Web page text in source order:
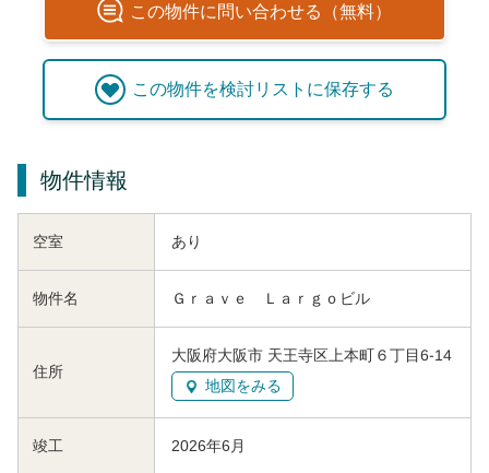
この物件に問い合わせる（無料）
この物件を検討リストに保存する
物件情報
空室 あり
物件名 Ｇｒａｖｅ Ｌａｒｇｏビル
住所
大阪府大阪市 天王寺区上本町６丁目6-14
地図をみる
竣工 2026年6月